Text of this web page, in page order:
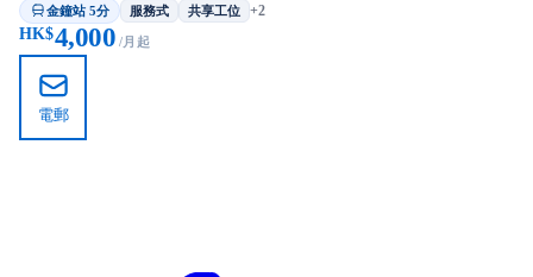
金鐘站 5分 服務式 共享工位 +2
HK$4,000 /月起
電郵